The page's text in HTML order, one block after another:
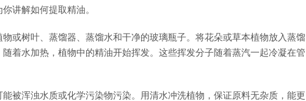
讲解如何提取精油。
或树叶、蒸馏器、蒸馏水和干净的玻璃瓶子。将花朵或草本植物放入蒸馏
着水加热，植物中的精油开始挥发。这些挥发分子随着蒸汽一起冷凝在管
被浑浊水质或化学污染物污染。用清水冲洗植物，保证原料无杂质，能更